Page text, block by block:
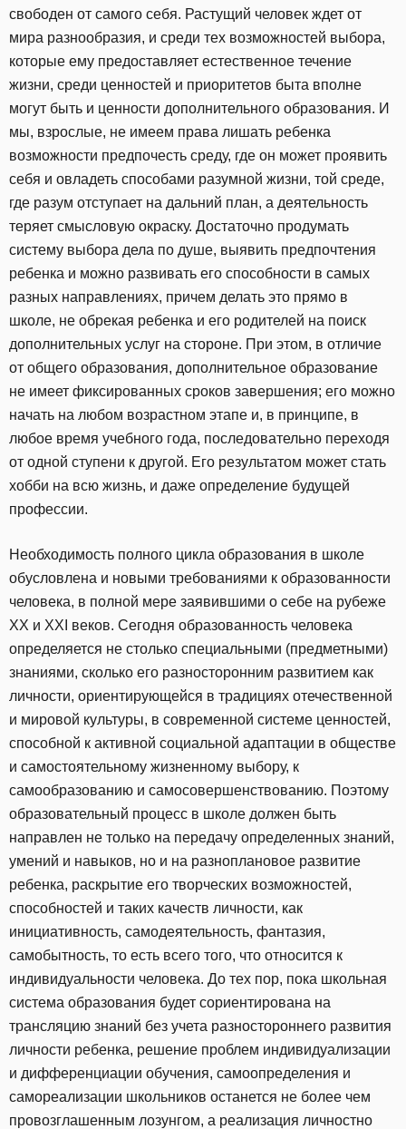
свободен от самого себя. Растущий человек ждет от
мира разнообразия, и среди тех возможностей выбора,
которые ему предоставляет естественное течение
жизни, среди ценностей и приоритетов быта вполне
могут быть и ценности дополнительного образования. И
мы, взрослые, не имеем права лишать ребенка
возможности предпочесть среду, где он может проявить
себя и овладеть способами разумной жизни, той среде,
где разум отступает на дальний план, а деятельность
теряет смысловую окраску. Достаточно продумать
систему выбора дела по душе, выявить предпочтения
ребенка и можно развивать его способности в самых
разных направлениях, причем делать это прямо в
школе, не обрекая ребенка и его родителей на поиск
дополнительных услуг на стороне. При этом, в отличие
от общего образования, дополнительное образование
не имеет фиксированных сроков завершения; его можно
начать на любом возрастном этапе и, в принципе, в
любое время учебного года, последовательно переходя
от одной ступени к другой. Его результатом может стать
хобби на всю жизнь, и даже определение будущей
профессии.
Необходимость полного цикла образования в школе
обусловлена и новыми требованиями к образованности
человека, в полной мере заявившими о себе на рубеже
XX и XXI веков. Сегодня образованность человека
определяется не столько специальными (предметными)
знаниями, сколько его разносторонним развитием как
личности, ориентирующейся в традициях отечественной
и мировой культуры, в современной системе ценностей,
способной к активной социальной адаптации в обществе
и самостоятельному жизненному выбору, к
самообразованию и самосовершенствованию. Поэтому
образовательный процесс в школе должен быть
направлен не только на передачу определенных знаний,
умений и навыков, но и на разноплановое развитие
ребенка, раскрытие его творческих возможностей,
способностей и таких качеств личности, как
инициативность, самодеятельность, фантазия,
самобытность, то есть всего того, что относится к
индивидуальности человека. До тех пор, пока школьная
система образования будет сориентирована на
трансляцию знаний без учета разностороннего развития
личности ребенка, решение проблем индивидуализации
и дифференциации обучения, самоопределения и
самореализации школьников останется не более чем
провозглашенным лозунгом, а реализация личностно